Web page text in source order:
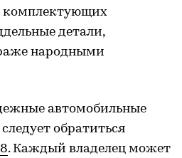
комплектующих
детали,
народными
автомобильные
обратиться
. Каждый владелец может